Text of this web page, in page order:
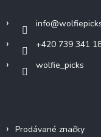
info@
+420 739 341
wolfie_picks
Prodávané značky